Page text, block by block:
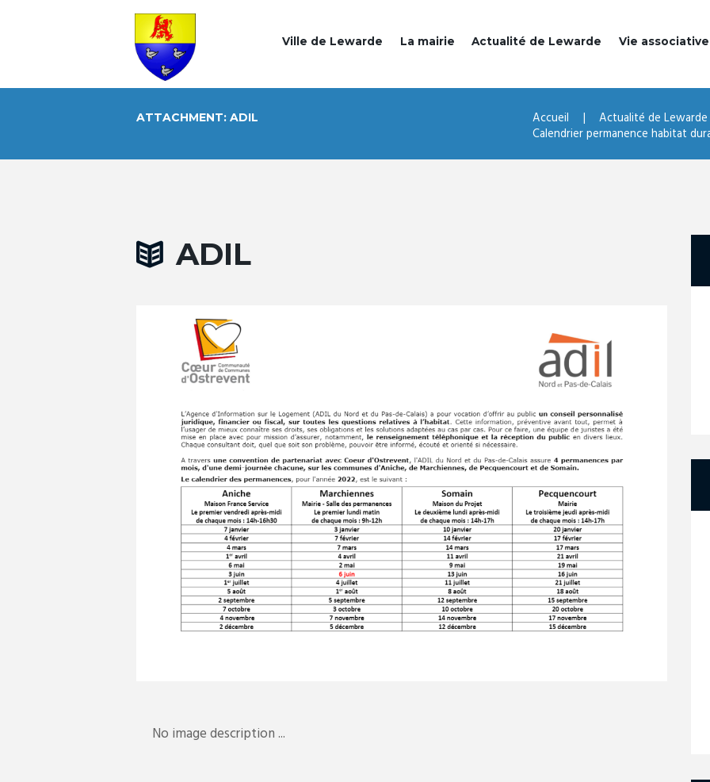
Ville de Lewarde La mairie Actualité de Lewarde Vie associative
ATTACHMENT: ADIL Accueil Actualité de Lewarde
Calendrier permanence habitat
ADIL
No image description ...